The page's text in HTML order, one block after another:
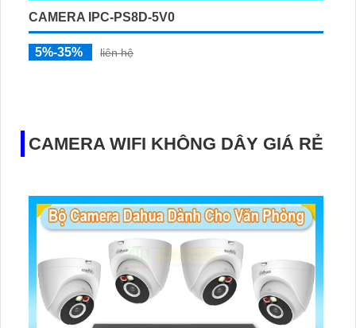
CAMERA IPC-PS8D-5V0
5%-35% liên hệ
CAMERA WIFI KHÔNG DÂY GIÁ RẺ